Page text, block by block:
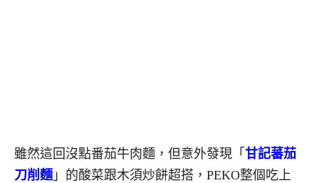
雖然這回沒點番茄牛肉麵，但意外發現「 甘記蕃茄
刀削麵 」的酸菜跟木須炒餅超搭，PEKO整個吃上